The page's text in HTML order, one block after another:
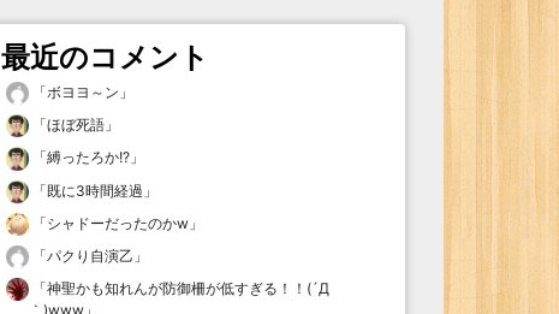
最近のコメント
「ボヨヨ～ン 」
「ほぼ死語 」
「縛ったろか!? 」
「既に3時間経過 」
「シャドーだったのかw 」
「パクり自演乙 」
「神聖かも知れんが防御柵が低すぎる！！(´Д
｀)www 」